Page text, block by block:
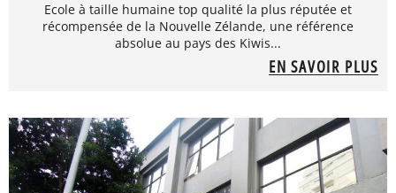
Ecole à taille humaine top qualité la plus réputée et
récompensée de la Nouvelle Zélande, une référence
absolue au pays des Kiwis...
EN SAVOIR PLUS